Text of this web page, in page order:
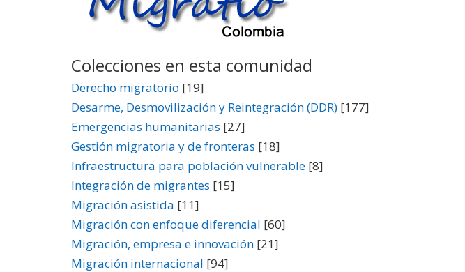
Colecciones en esta comunidad
Derecho migratorio [19]
Desarme, Desmovilización y Reintegración (DDR) [177]
Emergencias humanitarias [27]
Gestión migratoria y de fronteras [18]
Infraestructura para población vulnerable [8]
Integración de migrantes [15]
Migración asistida [11]
Migración con enfoque diferencial [60]
Migración, empresa e innovación [21]
Migración internacional [94]